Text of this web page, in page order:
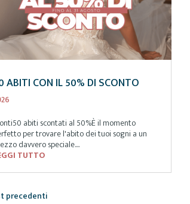
ABITI CON IL 50% DI SCONTO
abiti scontati al 50%È il momento
per trovare l'abito dei tuoi sogni a un
davvero speciale....
TUTTO
precedenti